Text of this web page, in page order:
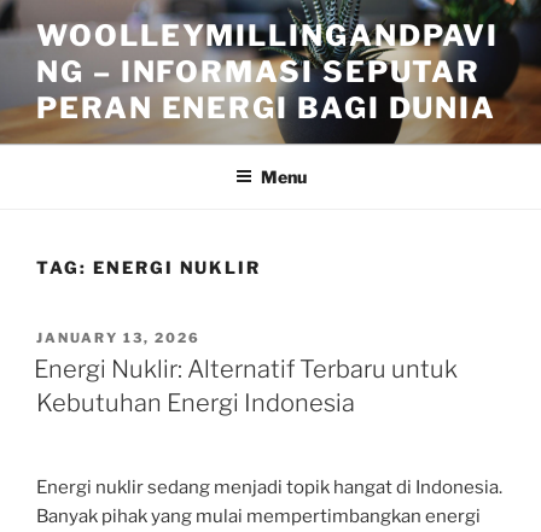
Skip
to
content
WOOLLEYMILLINGANDPAVI
NG – INFORMASI SEPUTAR
PERAN ENERGI BAGI DUNIA
Menu
TAG: ENERGI NUKLIR
POSTED
ON
JANUARY 13, 2026
Energi Nuklir: Alternatif Terbaru untuk
Kebutuhan Energi Indonesia
Energi nuklir sedang menjadi topik hangat di Indonesia.
Banyak pihak yang mulai mempertimbangkan energi